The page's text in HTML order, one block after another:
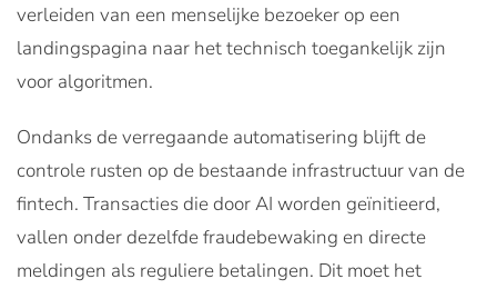
verleiden van een menselijke bezoeker op een
landingspagina naar het technisch toegankelijk zijn
voor algoritmen.
Ondanks de verregaande automatisering blijft de
controle rusten op de bestaande infrastructuur van de
fintech. Transacties die door AI worden geïnitieerd,
vallen onder dezelfde fraudebewaking en directe
meldingen als reguliere betalingen. Dit moet het